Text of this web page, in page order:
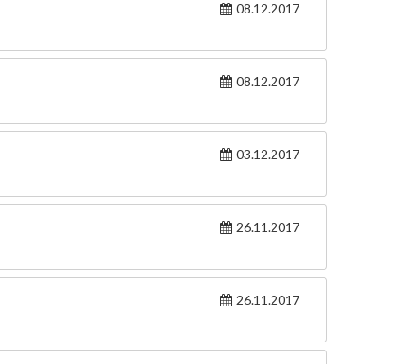
08.12.2017
08.12.2017
03.12.2017
26.11.2017
26.11.2017